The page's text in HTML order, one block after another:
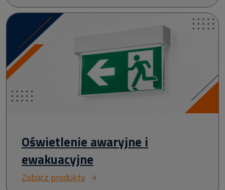
Oświetlenie awaryjne i
ewakuacyjne
Zobacz produkty